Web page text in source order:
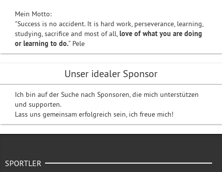
Mein Motto:
"Success is no accident. It is hard work, perseverance, learning,
studying, sacrifice and most of all,love of what you are doing
or learning to do.“ Pele
Unser idealer Sponsor
Ich bin auf der Suche nach Sponsoren, die mich unterstützen
und supporten.
Lass uns gemeinsam erfolgreich sein, ich freue mich!
SPORTLER